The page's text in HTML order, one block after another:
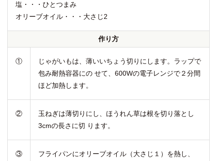
塩・・・ひとつまみ
オリーブオイル・・・大さじ2
作り方
①
じゃがいもは、薄いいちょう切りにします。ラップで
包み耐熱容器にの せて、600Wの電子レンジで２分間
ほど加熱します。
②
玉ねぎは薄切りにし、ほうれん草は根を切り落とし
3cmの長さに切 ります。
③
フライパンにオリーブオイル（大さじ１）を熱し、